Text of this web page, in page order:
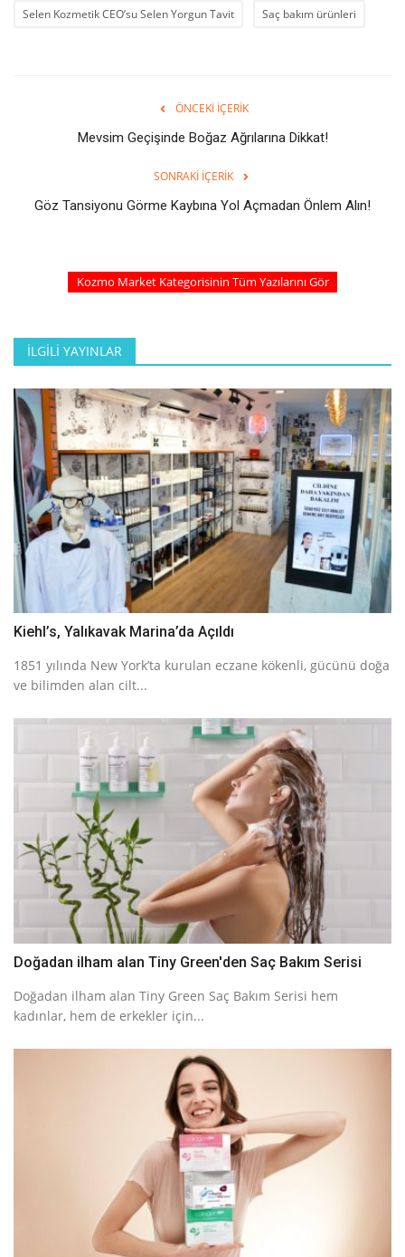
Selen Kozmetik CEO’su Selen Yorgun Tavit Saç bakım ürünleri
ÖNCEKI İÇERIK
Mevsim Geçişinde Boğaz Ağrılarına Dikkat!
SONRAKI İÇERIK
Göz Tansiyonu Görme Kaybına Yol Açmadan Önlem Alın!
Kozmo Market Kategorisinin Tüm Yazılarını Gör
İLGILI YAYINLAR
Kiehl’s, Yalıkavak Marina’da Açıldı
1851 yılında New York’ta kurulan eczane kökenli, gücünü doğa
ve bilimden alan cilt...
Doğadan ilham alan Tiny Green'den Saç Bakım Serisi
Doğadan ilham alan Tiny Green Saç Bakım Serisi hem
kadınlar, hem de erkekler için...